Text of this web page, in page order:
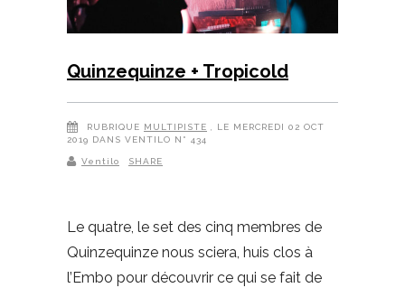
Quinzequinze + Tropicold
RUBRIQUE MULTIPISTE
, LE MERCREDI 02 OCT
2019 DANS VENTILO N° 434
Ventilo SHARE
Le quatre, le set des cinq membres de
Quinzequinze nous sciera, huis clos à
l’Embo pour découvrir ce qui se fait de